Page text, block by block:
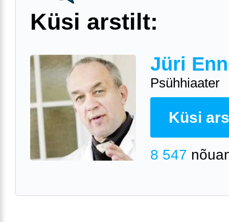
Küsi arstilt:
Jüri
Psühhiaater
Küsi
8 547